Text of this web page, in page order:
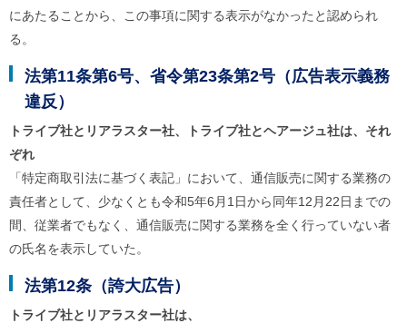
にあたることから、この事項に関する表示がなかったと認められ
る。
法第11条第6号、省令第23条第2号（広告表示義務
違反）
トライブ社とリアラスター社、トライブ社とヘアージュ社は、それ
ぞれ
「特定商取引法に基づく表記」において、通信販売に関する業務の
責任者として、少なくとも令和5年6月1日から同年12月22日までの
間、従業者でもなく、通信販売に関する業務を全く行っていない者
の氏名を表示していた。
法第12条（誇大広告）
トライブ社とリアラスター社は、